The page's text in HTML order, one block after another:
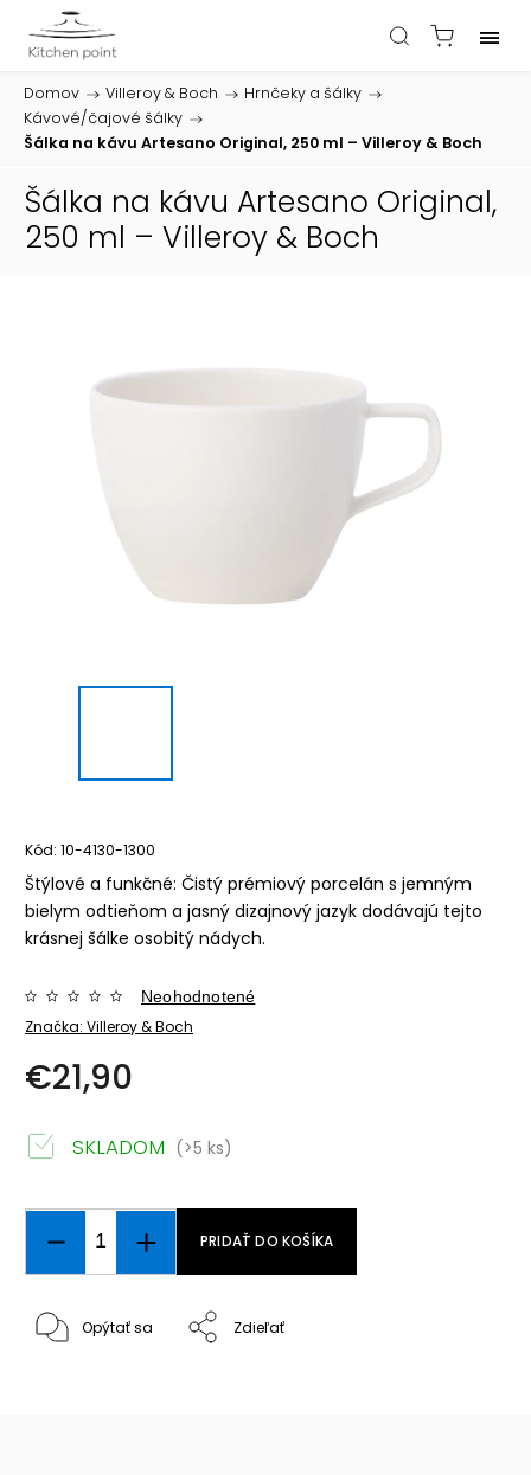
Domov / Villeroy & Boch / Hrnčeky a šálky /
Kávové/čajové šálky /
Šálka na kávu Artesano Original, 250 ml – Villeroy & Boch
Šálka na kávu Artesano Original,
250 ml – Villeroy & Boch
Kód: 10-4130-1300
Štýlové a funkčné: Čistý prémiový porcelán s jemným
bielym odtieňom a jasný dizajnový jazyk dodávajú tejto
krásnej šálke osobitý nádych.
Značka: Villeroy & Boch
Neohodnotené
€21,90
SKLADOM (>5 ks)
PRIDAŤ DO KOŠÍKA
Opýtať sa Zdieľať